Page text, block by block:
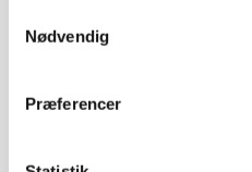
Nødvendig
Præferencer
team lavede Børn&Unge
børnehave- og